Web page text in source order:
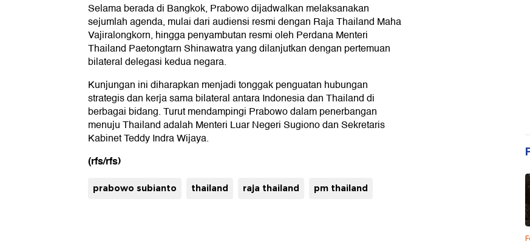
Selama berada di Bangkok, Prabowo dijadwalkan melaksanakan
sejumlah agenda, mulai dari audiensi resmi dengan Raja Thailand Maha
Vajiralongkorn, hingga penyambutan resmi oleh Perdana Menteri
Thailand Paetongtarn Shinawatra yang dilanjutkan dengan pertemuan
bilateral delegasi kedua negara.
Kunjungan ini diharapkan menjadi tonggak penguatan hubungan
strategis dan kerja sama bilateral antara Indonesia dan Thailand di
berbagai bidang. Turut mendampingi Prabowo dalam penerbangan
menuju Thailand adalah Menteri Luar Negeri Sugiono dan Sekretaris
Kabinet Teddy Indra Wijaya.
(rfs/rfs)
prabowo subianto thailand raja thailand pm thailand